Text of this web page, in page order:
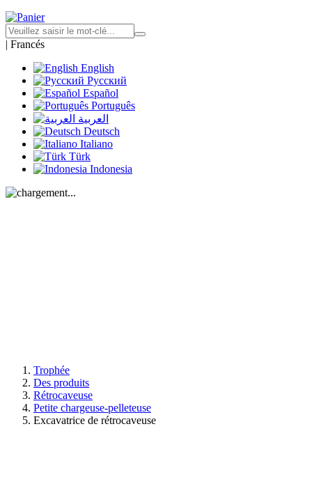
| Francés
English
Русский
Español
Português
العربية
Deutsch
Italiano
Türk
Indonesia
Trophée
Des produits
Rétrocaveuse
Petite chargeuse-pelleteuse
Excavatrice de rétrocaveuse